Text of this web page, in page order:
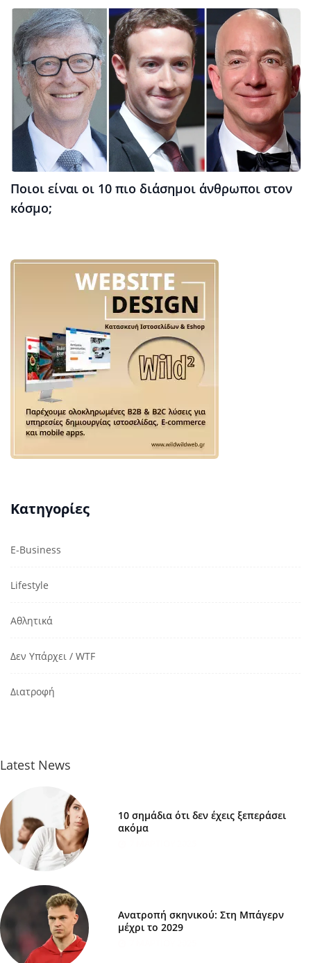
Ποιοι είναι οι 10 πιο διάσημοι άνθρωποι στον
κόσμο;
Κατηγορίες
E-Business
Lifestyle
Αθλητικά
Δεν Υπάρχει / WTF
Διατροφή
Latest News
10 σημάδια ότι δεν έχεις ξεπεράσει
ακόμα
Ανατροπή σκηνικού: Στη Μπάγερν
μέχρι το 2029